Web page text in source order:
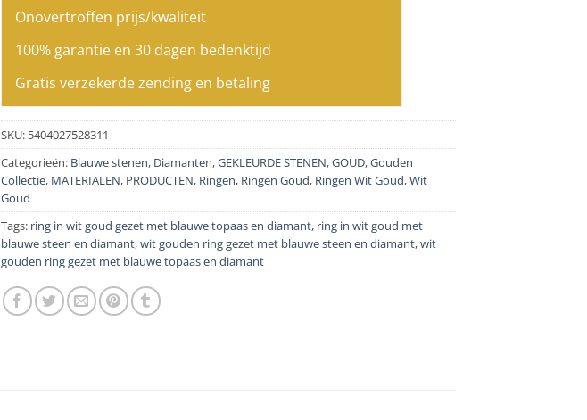
Onovertroffen prijs/kwaliteit
100% garantie en 30 dagen bedenktijd
Gratis verzekerde zending en betaling
SKU: 5404027528311
Categorieën: Blauwe stenen, Diamanten,GEKLEURDE STENEN,GOUD,Gouden
Collectie, MATERIALEN, PRODUCTEN, Ringen, Ringen Goud, Ringen Wit Goud,Wit
Goud
Tags: ring in wit goud gezet met blauwe topaas en diamant, ring in wit goud met
blauwe steen en diamant,wit gouden ring gezet met blauwe steen en diamant,wit
gouden ring gezet met blauwe topaas en diamant